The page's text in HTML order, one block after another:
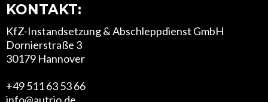
KONTAKT:
KfZ-Instandsetzung & Abschleppdienst GmbH
Dornierstraße 3
30179 Hannover
+49 511 63 53 66